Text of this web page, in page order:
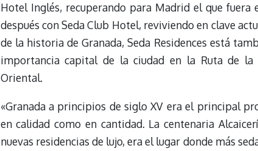
Hotel Inglés, recuperando para Madrid el que
después con Seda Club Hotel, reviviendo en clave
de la historia de Granada, Seda Residences está
importancia capital de la ciudad en la Ruta de
Oriental.
«Granada a principios de siglo XV era el principal
en calidad como en cantidad. La centenaria
nuevas residencias de lujo, era el lugar donde más